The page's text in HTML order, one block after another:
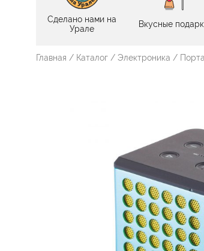
Сделано нами на
Урале
Вкусные
Главная / Каталог / Электроника /